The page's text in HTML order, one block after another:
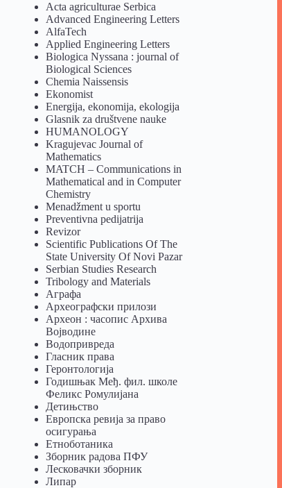
Acta agriculturae Serbica
Advanced Engineering Letters
AlfaTech
Applied Engineering Letters
Biologica Nyssana : journal of
Biological Sciences
Chemia Naissensis
Ekonomist
Energija, ekonomija, ekologija
Glasnik za društvene nauke
HUMANOLOGY
Kragujevac Journal of
Mathematics
MATCH – Communications in
Mathematical and in Computer
Chemistry
Menadžment u sportu
Preventivna pedijatrija
Revizor
Scientific Publications Of The
State University Of Novi Pazar
Serbian Studies Research
Tribology and Materials
Аграфа
Археографски прилози
Археон : часопис Архива
Војводине
Водопривреда
Гласник права
Геронтологија
Годишњак Међ. фил. школе
Феликс Ромулијана
Детињство
Европска ревија за право
осигурања
Eтноботаника
Зборник радова ПФУ
Лесковачки зборник
Липар